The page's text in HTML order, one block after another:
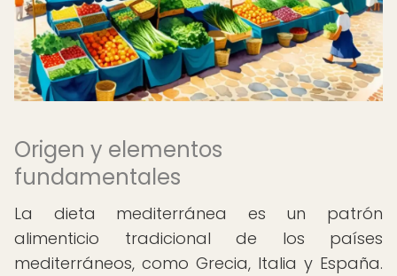
Origen y elementos
fundamentales
La dieta mediterránea es un patrón
alimenticio tradicional de los países
mediterráneos, como Grecia, Italia y España.